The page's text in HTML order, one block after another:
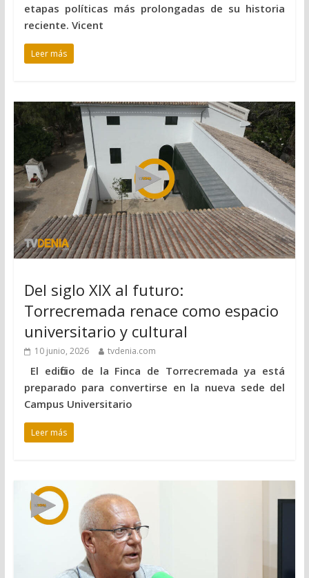
etapas políticas más prolongadas de su historia
reciente. Vicent
Leer más
Del siglo XIX al futuro:
Torrecremada renace como espacio
universitario y cultural
10 junio, 2026 tvdenia.com
El edificio de la Finca de Torrecremada ya está
preparado para convertirse en la nueva sede del
Campus Universitario
Leer más